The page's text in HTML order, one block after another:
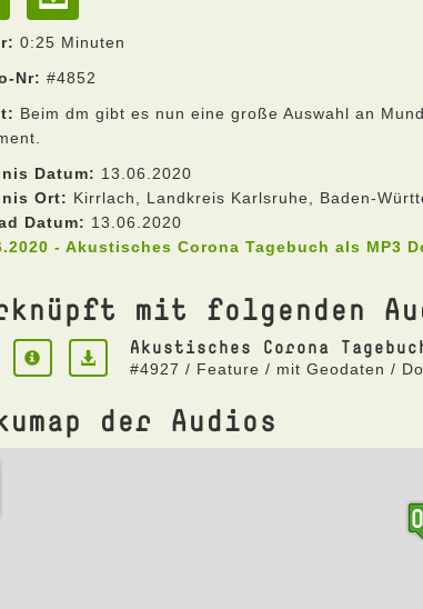
0:25 Minuten
Nr: #4852
Beim dm gibt es nun eine große Auswahl an
Datum: 13.06.2020
Ort: Kirrlach, Landkreis Karlsruhe, Baden-
Datum: 13.06.2020
- Akustisches Corona Tagebuch als MP3
mit folgenden
Akustisches Corona
#4927 / Feature / mit Geodaten /
der Audios